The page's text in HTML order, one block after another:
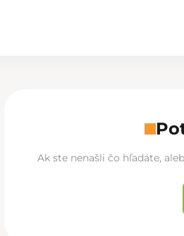
Ak ste nenašli čo hľadáte,